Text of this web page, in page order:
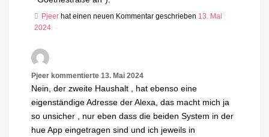
Pjeer hat einen neuen Kommentar geschrieben 13. Mai
2024
Pjeer kommentierte 13. Mai 2024
Nein, der zweite Haushalt , hat ebenso eine
eigenständige Adresse der Alexa, das macht mich ja
so unsicher , nur eben dass die beiden System in der
hue App eingetragen sind und ich jeweils in